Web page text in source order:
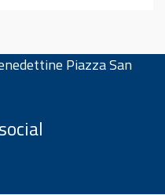
Piazza San